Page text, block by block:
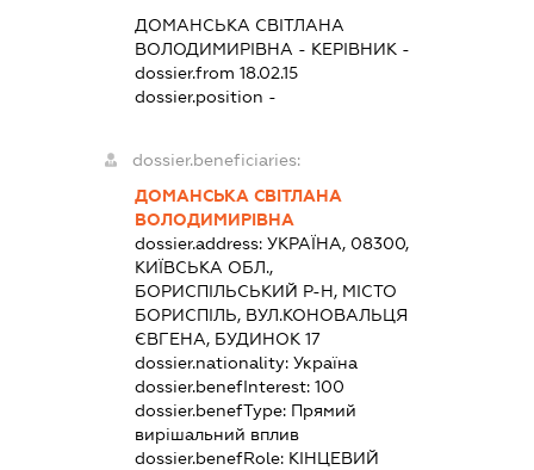
ДОМАНСЬКА СВІТЛАНА
ВОЛОДИМИРІВНА - КЕРІВНИК -
dossier.from 18.02.15
dossier.position -
dossier.beneficiaries:
ДОМАНСЬКА СВІТЛАНА
ВОЛОДИМИРІВНА
dossier.address: УКРАЇНА, 08300,
КИЇВСЬКА ОБЛ.,
БОРИСПІЛЬСЬКИЙ Р-Н, МІСТО
БОРИСПІЛЬ, ВУЛ.КОНОВАЛЬЦЯ
ЄВГЕНА, БУДИНОК 17
dossier.nationality: Україна
dossier.benefInterest: 100
dossier.benefType: Прямий
вирішальний вплив
dossier.benefRole: КІНЦЕВИЙ